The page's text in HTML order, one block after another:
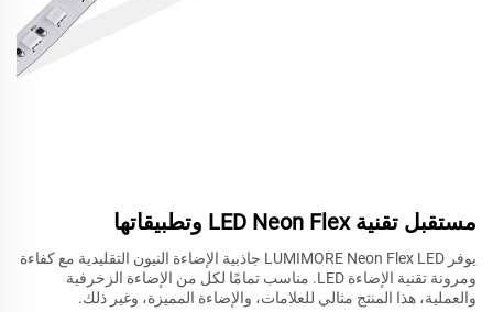
مستقبل تقنية LED Neon Flex وتطبيقاتها
يوفر LUMIMORE Neon Flex LED جاذبية الإضاءة النيون التقليدية مع كفاءة
ومرونة تقنية الإضاءة LED. مناسب تمامًا لكل من الإضاءة الزخرفية
والعملية، هذا المنتج مثالي للعلامات، والإضاءة المميزة، وغير ذلك.